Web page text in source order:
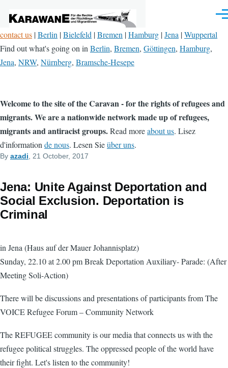
contact us |Berlin |Bielefeld |Bremen |Hamburg |Jena |Wuppertal
Find out what's going on in Berlin, Bremen, Göttingen, Hamburg,
Jena, NRW, Nürnberg, Bramsche-Hesepe
Welcome to the site of the Caravan - for the rights of refugees and
migrants. We are a nationwide network made up of refugees,
migrants and antiracist groups.Read moreabout us. Lisez
d'information de nous. Lesen Sieüber uns.
By azadi , 21 October, 2017
Jena: Unite Against Deportation and
Social Exclusion. Deportation is
Criminal
in Jena (Haus auf der Mauer Johannisplatz)
Sunday, 22.10 at 2.00 pm Break Deportation Auxiliary- Parade: (After
Meeting Soli-Action)
There will be discussions and presentations of participants from The
VOICE Refugee Forum – Community Network
The REFUGEE community is our media that connects us with the
refugee political struggles. The oppressed people of the world have
their fight. Let's listen to the community!